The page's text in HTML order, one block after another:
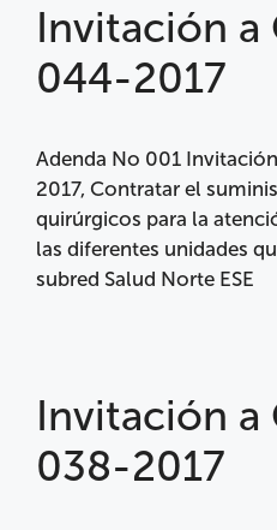
Invitación a
044-2017
Adenda No 001
2017, Contratar el
quirúrgicos para la
las diferentes unidades
subred Salud Norte ESE
Invitación a
038-2017